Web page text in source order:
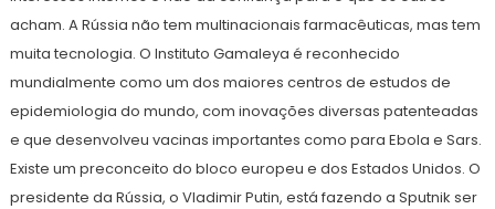
acham. A Rússia não tem multinacionais farmacêuticas, mas tem
muita tecnologia. O Instituto Gamaleya é reconhecido
mundialmente como um dos maiores centros de estudos de
epidemiologia do mundo, com inovações diversas patenteadas
e que desenvolveu vacinas importantes como para Ebola e Sars.
Existe um preconceito do bloco europeu e dos Estados Unidos. O
presidente da Rússia, o Vladimir Putin, está fazendo a Sputnik ser